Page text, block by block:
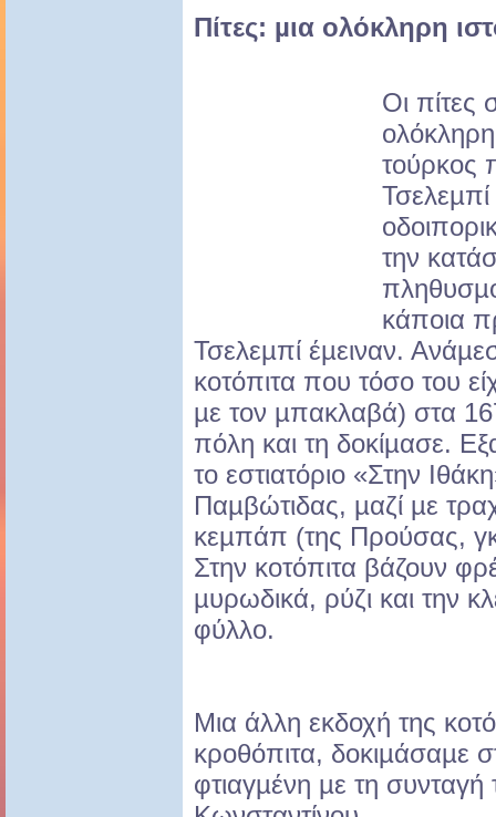
Πίτες: µια ολόκληρη
Οι πίτες
τούρκος
την
κάποια
Τσελεµπί έµειναν.
κοτόπιτα που τόσο του
µε τον µπακλαβά) στα
πόλη και τη δοκίµασε.
το εστιατόριο «Στην
Παµβώτιδας, µαζί µε
κεµπάπ (της Προύσας,
Στην κοτόπιτα βάζουν
µυρωδικά, ρύζι και την
φύλλο.
Μια άλλη εκδοχή της
κροθόπιτα, δοκιµάσαµε
φτιαγµένη µε τη συνταγή